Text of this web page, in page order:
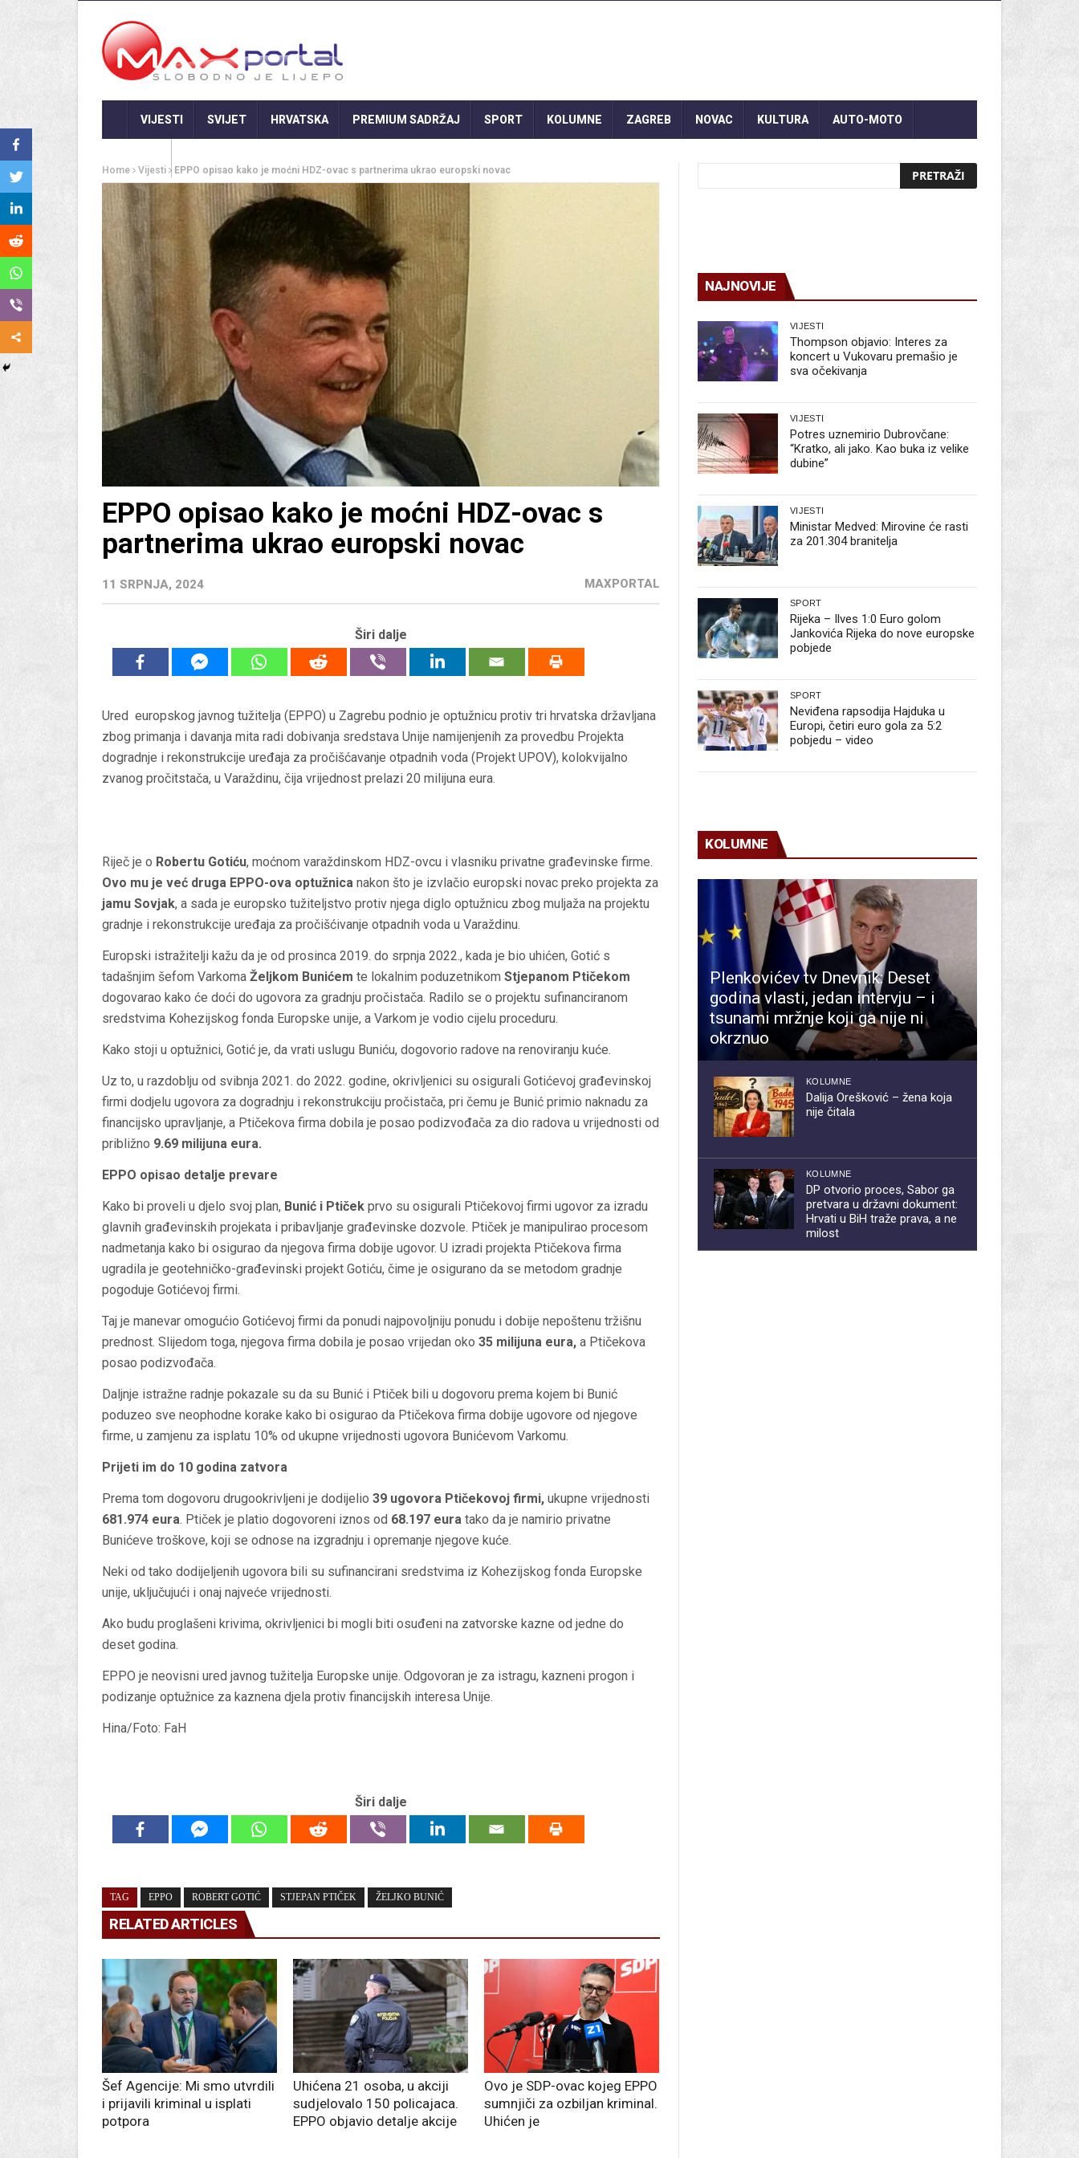
VIJESTI SVIJET HRVATSKA PREMIUM SADRŽAJ SPORT KOLUMNE ZAGREB NOVAC KULTURA AUTO-MOTO
Home Vijesti EPPO opisao kako je moćni HDZ-ovac s partnerima ukrao europski novac
EPPO opisao kako je moćni HDZ-ovac s
partnerima ukrao europski novac
11 SRPNJA, 2024 MAXPORTAL
Širi dalje
Ured europskog javnog tužitelja (EPPO) u Zagrebu podnio je optužnicu protiv tri hrvatska državljana
zbog primanja i davanja mita radi dobivanja sredstava Unije namijenjenih za provedbu Projekta
dogradnje i rekonstrukcije uređaja za pročišćavanje otpadnih voda (Projekt UPOV), kolokvijalno
zvanog pročitstača, u Varaždinu, čija vrijednost prelazi 20 milijuna eura.
Riječ je o Robertu Gotiću, moćnom varaždinskom HDZ-ovcu i vlasniku privatne građevinske firme.
Ovo mu je već druga EPPO-ova optužnica nakon što je izvlačio europski novac preko projekta za
jamu Sovjak, a sada je europsko tužiteljstvo protiv njega diglo optužnicu zbog muljaža na projektu
gradnje i rekonstrukcije uređaja za pročišćivanje otpadnih voda u Varaždinu.
Europski istražitelji kažu da je od prosinca 2019. do srpnja 2022., kada je bio uhićen, Gotić s
tadašnjim šefom Varkoma Željkom Bunićem te lokalnim poduzetnikom Stjepanom Ptičekom
dogovarao kako će doći do ugovora za gradnju pročistača. Radilo se o projektu sufinanciranom
sredstvima Kohezijskog fonda Europske unije, a Varkom je vodio cijelu proceduru.
Kako stoji u optužnici, Gotić je, da vrati uslugu Buniću, dogovorio radove na renoviranju kuće.
Uz to, u razdoblju od svibnja 2021. do 2022. godine, okrivljenici su osigurali Gotićevoj građevinskoj
firmi dodjelu ugovora za dogradnju i rekonstrukciju pročistača, pri čemu je Bunić primio naknadu za
financijsko upravljanje, a Ptičekova firma dobila je posao podizvođača za dio radova u vrijednosti od
približno 9.69 milijuna eura.
EPPO opisao detalje prevare
Kako bi proveli u djelo svoj plan, Bunić i Ptiček prvo su osigurali Ptičekovoj firmi ugovor za izradu
glavnih građevinskih projekata i pribavljanje građevinske dozvole. Ptiček je manipulirao procesom
nadmetanja kako bi osigurao da njegova firma dobije ugovor. U izradi projekta Ptičekova firma
ugradila je geotehničko-građevinski projekt Gotiću, čime je osigurano da se metodom gradnje
pogoduje Gotićevoj firmi.
Taj je manevar omogućio Gotićevoj firmi da ponudi najpovoljniju ponudu i dobije nepoštenu tržišnu
prednost. Slijedom toga, njegova firma dobila je posao vrijedan oko 35 milijuna eura, a Ptičekova
posao podizvođača.
Daljnje istražne radnje pokazale su da su Bunić i Ptiček bili u dogovoru prema kojem bi Bunić
poduzeo sve neophodne korake kako bi osigurao da Ptičekova firma dobije ugovore od njegove
firme, u zamjenu za isplatu 10% od ukupne vrijednosti ugovora Bunićevom Varkomu.
Prijeti im do 10 godina zatvora
Prema tom dogovoru drugookrivljeni je dodijelio 39 ugovora Ptičekovoj firmi, ukupne vrijednosti
681.974 eura. Ptiček je platio dogovoreni iznos od 68.197 eura tako da je namirio privatne
Bunićeve troškove, koji se odnose na izgradnju i opremanje njegove kuće.
Neki od tako dodijeljenih ugovora bili su sufinancirani sredstvima iz Kohezijskog fonda Europske
unije, uključujući i onaj najveće vrijednosti.
Ako budu proglašeni krivima, okrivljenici bi mogli biti osuđeni na zatvorske kazne od jedne do
deset godina.
EPPO je neovisni ured javnog tužitelja Europske unije. Odgovoran je za istragu, kazneni progon i
podizanje optužnice za kaznena djela protiv financijskih interesa Unije.
Hina/Foto: FaH
Širi dalje
TAG EPPO ROBERT GOTIĆ STJEPAN PTIČEK ŽELJKO BUNIĆ
RELATED ARTICLES
Šef Agencije: Mi smo utvrdili
i prijavili kriminal u isplati
potpora
Uhićena 21 osoba, u akciji
sudjelovalo 150 policajaca.
EPPO objavio detalje akcije
Ovo je SDP-ovac kojeg EPPO
sumnjiči za ozbiljan kriminal.
Uhićen je
NAJNOVIJE
VIJESTI
Thompson objavio: Interes za
koncert u Vukovaru premašio je
sva očekivanja
VIJESTI
Potres uznemirio Dubrovčane:
“Kratko, ali jako. Kao buka iz velike
dubine”
VIJESTI
Ministar Medved: Mirovine će rasti
za 201.304 branitelja
SPORT
Rijeka – Ilves 1:0 Euro golom
Jankovića Rijeka do nove europske
pobjede
SPORT
Neviđena rapsodija Hajduka u
Europi, četiri euro gola za 5:2
pobjedu – video
KOLUMNE
Plenkovićev tv Dnevnik: Deset
godina vlasti, jedan intervju – i
tsunami mržnje koji ga nije ni
okrznuo
KOLUMNE
Dalija Orešković – žena koja
nije čitala
KOLUMNE
DP otvorio proces, Sabor ga
pretvara u državni dokument:
Hrvati u BiH traže prava, a ne
milost